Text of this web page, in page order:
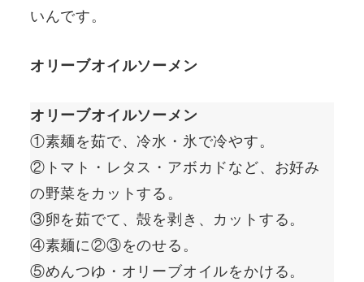
いんです。
オリーブオイルソーメン
オリーブオイルソーメン
①素麺を茹で、冷水・氷で冷やす。
②トマト・レタス・アボカドなど、お好み
の野菜をカットする。
③卵を茹でて、殻を剥き、カットする。
④素麺に②③をのせる。
⑤めんつゆ・オリーブオイルをかける。